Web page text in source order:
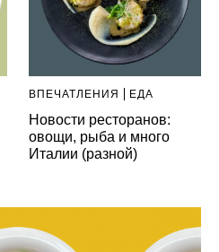
ВПЕЧАТЛЕНИЯ ЕДА
Новости ресторанов:
овощи, рыба и много
Италии (разной)